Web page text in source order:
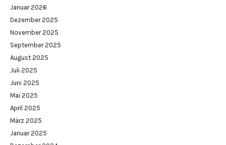
Januar 2026
Dezember 2025
November 2025
September 2025
August 2025
Juli 2025
Juni 2025
Mai 2025
April 2025
März 2025
Januar 2025